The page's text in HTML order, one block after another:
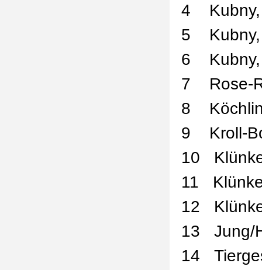
4
5
6
7 Rose-
8
9 Kroll-
10
11
12
13
Jung/
14